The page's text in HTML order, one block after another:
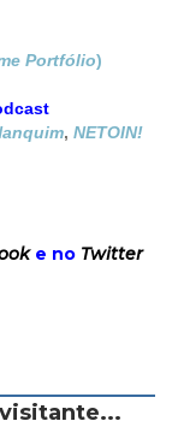
Portfólio)
,NETOIN!
e no Twitter